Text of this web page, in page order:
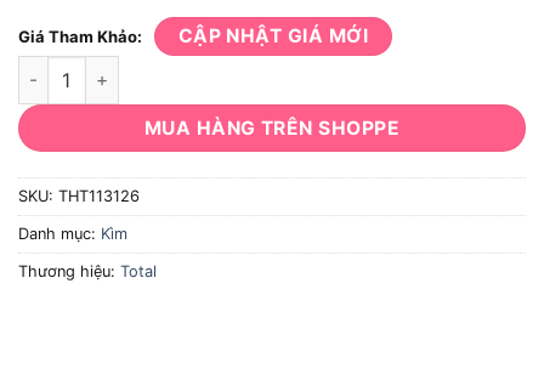
Giá Tham Khảo: CẬP NHẬT GIÁ MỚI
Kìm cộng lực TOTAL THT113126 số lượng
MUA HÀNG TRÊN SHOPPE
SKU: THT113126
Danh mục: Kìm
Thương hiệu: Total